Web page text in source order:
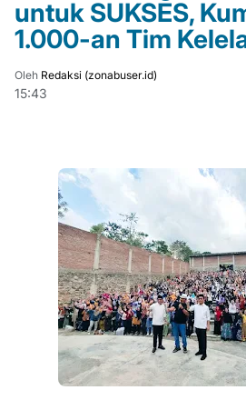
untuk SUKSES,
1.000-an Tim
Oleh Redaksi (zonabuser.id)
15:43